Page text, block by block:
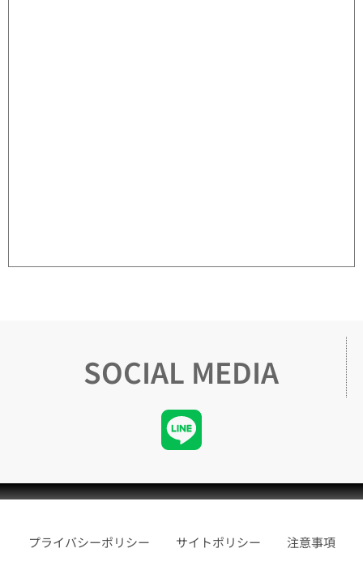
SOCIAL MEDIA
プライバシーポリシー サイトポリシー 注意事項